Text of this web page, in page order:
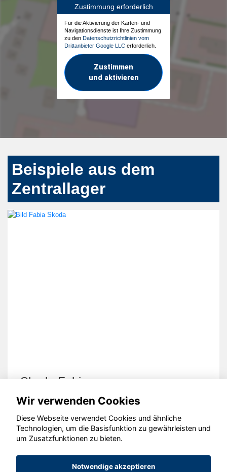
Zustimmung erforderlich
Für die Aktivierung der Karten- und
Navigationsdienste ist Ihre Zustimmung
zu den Datenschutzrichtlinien vom
Drittanbieter Google LLC erforderlich.
Zustimmen
und aktivieren
Beispiele aus dem
Zentrallager
Skoda Fabia
© konjunkturmotor.de GmbH 2020 - 2026
Wir verwenden Cookies
Diese Webseite verwendet Cookies und ähnliche
Technologien, um die Basisfunktion zu gewährleisten und
um Zusatzfunktionen zu bieten.
Notwendige akzeptieren